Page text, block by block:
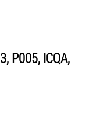
P005, ICQA,